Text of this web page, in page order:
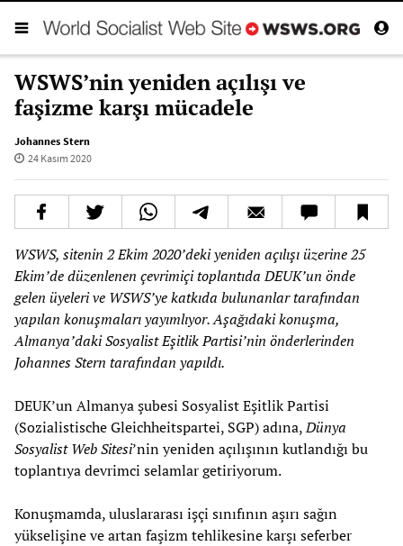
WSWS’nin yeniden açılışı ve
faşizme karşı mücadele
Johannes Stern
24 Kasım 2020
WSWS, sitenin 2 Ekim 2020’deki yeniden açılışı üzerine 25
Ekim’de düzenlenen çevrimiçi toplantıda DEUK’un önde
gelen üyeleri ve WSWS’ye katkıda bulunanlar tarafından
yapılan konuşmaları yayımlıyor. Aşağıdaki konuşma,
Almanya’daki Sosyalist Eşitlik Partisi’nin önderlerinden
Johannes Stern tarafından yapıldı.
DEUK’un Almanya şubesi Sosyalist Eşitlik Partisi
(Sozialistische Gleichheitspartei, SGP) adına,Dünya
Sosyalist Web Sitesi’nin yeniden açılışının kutlandığı bu
toplantıya devrimci selamlar getiriyorum.
Konuşmamda, uluslararası işçi sınıfının aşırı sağın
yükselişine ve artan faşizm tehlikesine karşı seferber